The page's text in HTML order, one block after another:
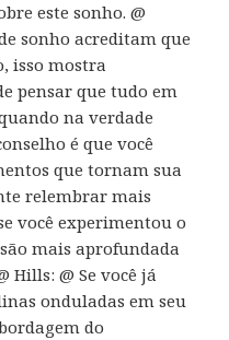
este sonho. @
sonho acreditam que
isso mostra
pensar que tudo em
na verdade
é que você
que tornam sua
relembrar mais
você experimentou o
mais aprofundada
Hills: @ Se você já
onduladas em seu
do